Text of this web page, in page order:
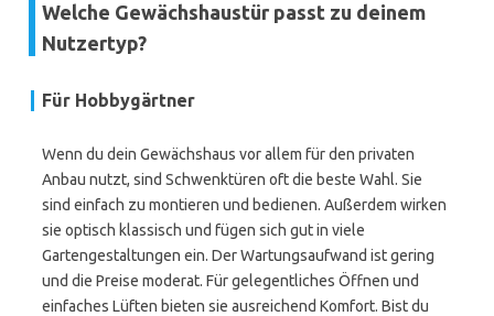
Welche Gewächshaustür passt zu deinem
Nutzertyp?
Für Hobbygärtner
Wenn du dein Gewächshaus vor allem für den privaten
Anbau nutzt, sind Schwenktüren oft die beste Wahl. Sie
sind einfach zu montieren und bedienen. Außerdem wirken
sie optisch klassisch und fügen sich gut in viele
Gartengestaltungen ein. Der Wartungsaufwand ist gering
und die Preise moderat. Für gelegentliches Öffnen und
einfaches Lüften bieten sie ausreichend Komfort. Bist du